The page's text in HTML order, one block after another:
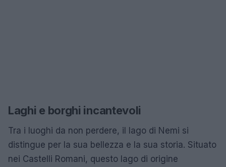
Laghi e borghi incantevoli
Tra i luoghi da non perdere, il lago di Nemi si
distingue per la sua bellezza e la sua storia. Situato
nei Castelli Romani, questo lago di origine